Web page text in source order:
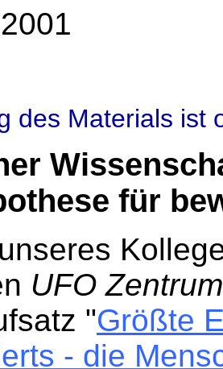
des Materials ist
für
UFO Zentrum
"Größte
- die